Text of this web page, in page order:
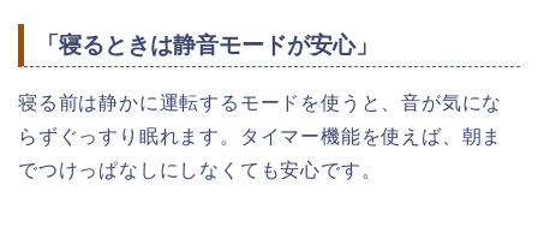
「寝るときは静音モードが安心」
寝る前は静かに運転するモードを使うと、音が気にな
らずぐっすり眠れます。タイマー機能を使えば、朝ま
でつけっぱなしにしなくても安心です。